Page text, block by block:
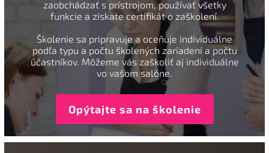
zaobchádzať s prístrojom, používať všetky
funkcie a získate certifikát o zaškolení.
Školenie sa pripravuje a oceňuje individuálne
podľa typu a počtu školených zariadení a počtu
účastníkov. Môžeme vás zaškoliť aj individuálne
vo vašom salóne.
Opýtajte sa na školenie